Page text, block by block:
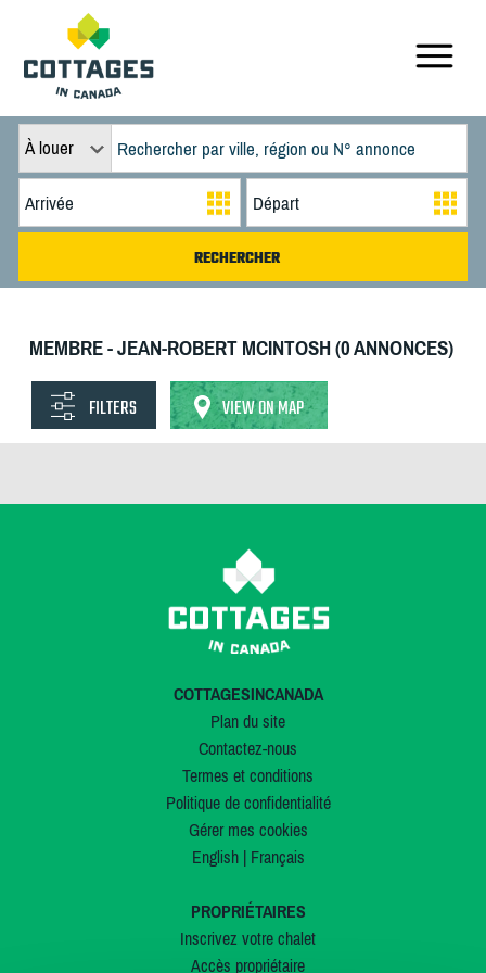
À louer
MEMBRE - JEAN-ROBERT MCINTOSH (0 ANNONCES)
FILTERS VIEW ON MAP
COTTAGESINCANADA
Plan du site
Contactez-nous
Termes et conditions
Politique de confidentialité
Gérer mes cookies
English| Français
PROPRIÉTAIRES
Inscrivez votre chalet
Accès propriétaire